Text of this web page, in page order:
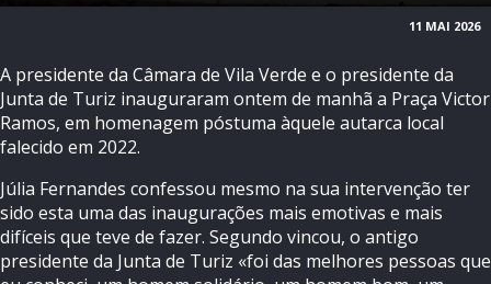
11 MAI 2026
A presidente da Câmara de Vila Verde e o presidente da
Junta de Turiz inauguraram ontem de manhã a Praça Victor
Ramos, em homenagem póstuma àquele autarca local
falecido em 2022.
Júlia Fernandes confessou mesmo na sua intervenção ter
sido esta uma das inaugurações mais emotivas e mais
difíceis que teve de fazer. Segundo vincou, o antigo
presidente da Junta de Turiz «foi das melhores pessoas que